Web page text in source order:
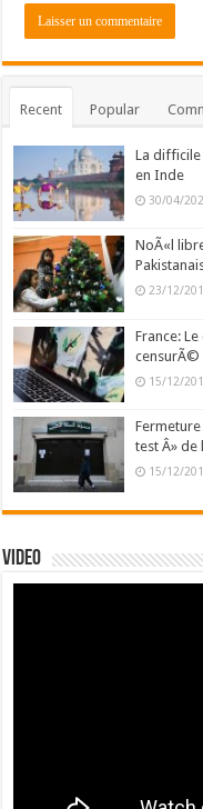
Recent Popular
La
en Inde
30/04/
NoÃ«l
23/12/
France:
censurÃ©
15/12/
test Â»
15/12/
Video